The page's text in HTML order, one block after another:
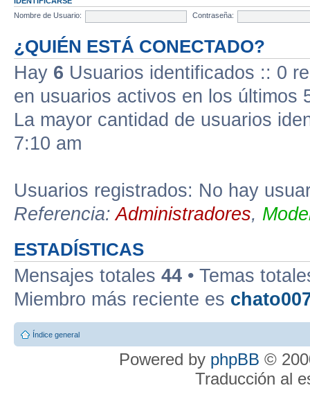
Nombre de Usuario:
Contraseña:
¿QUIÉN ESTÁ CONECTADO?
Hay 6 Usuarios identificados :: 0
en usuarios activos en los últimos
La mayor cantidad de usuarios
7:10 am
Usuarios registrados: No hay
Referencia:Administradores,
ESTADÍSTICAS
Mensajes totales 44 • Temas
Miembro más reciente es
Índice general
Powered by phpBB ©
Traducción al